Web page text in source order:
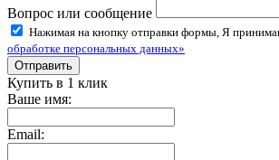
Вопрос или сообщение
Нажимая на кнопку отправки формы, Я
обработке персональных данных»
Купить в 1 клик
Ваше имя:
Email: